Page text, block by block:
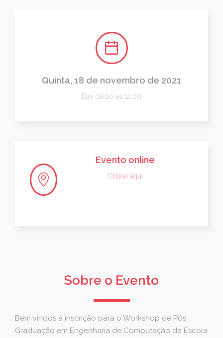
Quinta, 18 de novembro de 2021
Das 08:00 às 12:00
Evento online
Clique aqui
Sobre o Evento
Bem vindos à inscrição para o Workshop de Pós
Graduação em Engenharia de Computação da Escola